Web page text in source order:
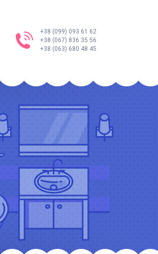
+38 (099) 093 61 62
+38 (067) 836 35 56
+38 (063) 680 48 45